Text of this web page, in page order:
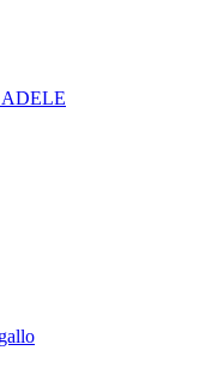
ADELE